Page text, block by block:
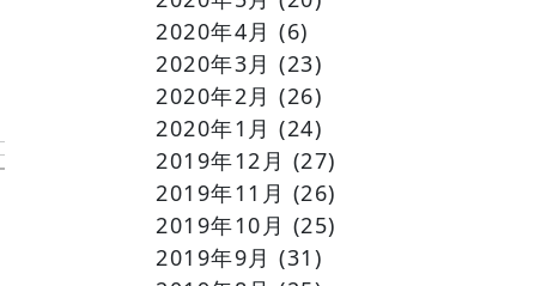
2020年4月 (6)
2020年3月 (23)
2020年2月 (26)
2020年1月 (24)
2019年12月 (27)
2019年11月 (26)
2019年10月 (25)
2019年9月 (31)